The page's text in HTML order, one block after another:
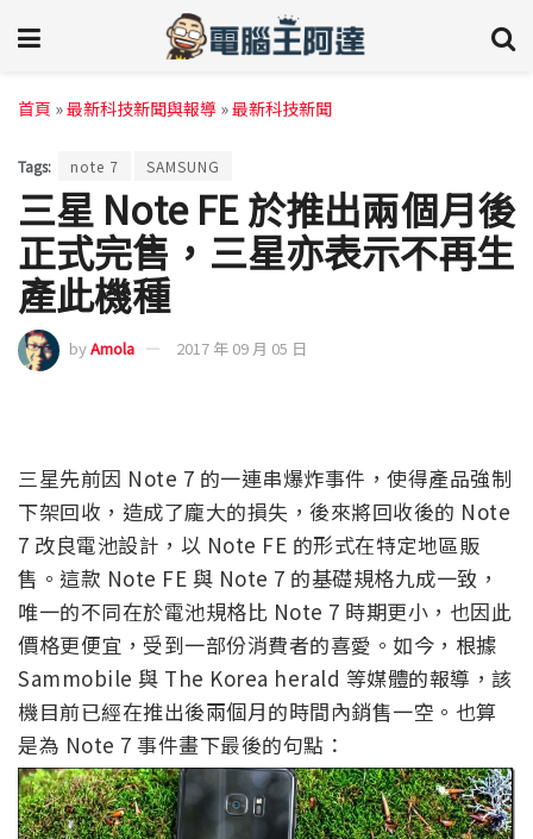
首頁 »最新科技新聞與報導 »最新科技新聞
Tags: note 7 SAMSUNG
三星 Note FE 於推出兩個月後
正式完售，三星亦表示不再生
產此機種
byAmola 2017 年 09 月 05 日
三星先前因 Note 7 的一連串爆炸事件，使得產品強制
下架回收，造成了龐大的損失，後來將回收後的 Note
7 改良電池設計，以 Note FE 的形式在特定地區販
售。這款 Note FE 與 Note 7 的基礎規格九成一致，
唯一的不同在於電池規格比 Note 7 時期更小，也因此
價格更便宜，受到一部份消費者的喜愛。如今，根據
Sammobile 與 The Korea herald 等媒體的報導，該
機目前已經在推出後兩個月的時間內銷售一空。也算
是為 Note 7 事件畫下最後的句點：